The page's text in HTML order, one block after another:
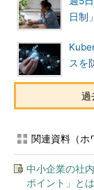
日制
スを
過
関連資料（ホ
中小企業の社
ポイント」と